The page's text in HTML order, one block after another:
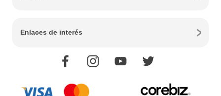
Enlaces de interés